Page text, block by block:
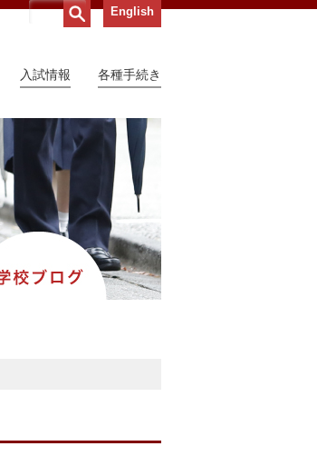
English
入試情報 各種手続き